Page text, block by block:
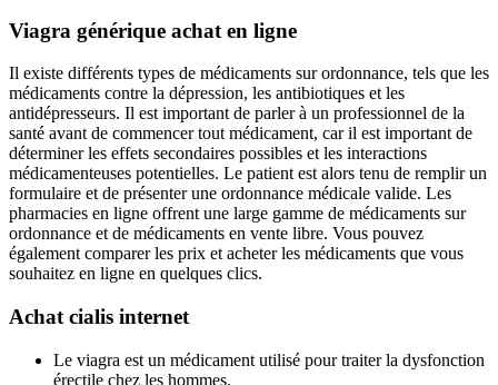
Viagra générique achat en ligne
Il existe différents types de médicaments sur ordonnance, tels que les
médicaments contre la dépression, les antibiotiques et les
antidépresseurs. Il est important de parler à un professionnel de la
santé avant de commencer tout médicament, car il est important de
déterminer les effets secondaires possibles et les interactions
médicamenteuses potentielles. Le patient est alors tenu de remplir un
formulaire et de présenter une ordonnance médicale valide. Les
pharmacies en ligne offrent une large gamme de médicaments sur
ordonnance et de médicaments en vente libre. Vous pouvez
également comparer les prix et acheter les médicaments que vous
souhaitez en ligne en quelques clics.
Achat cialis internet
Le viagra est un médicament utilisé pour traiter la dysfonction
érectile chez les hommes.